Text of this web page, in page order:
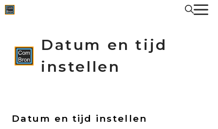
Spring
naar
Datum en tijd
instellen
Datum en tijd instellen